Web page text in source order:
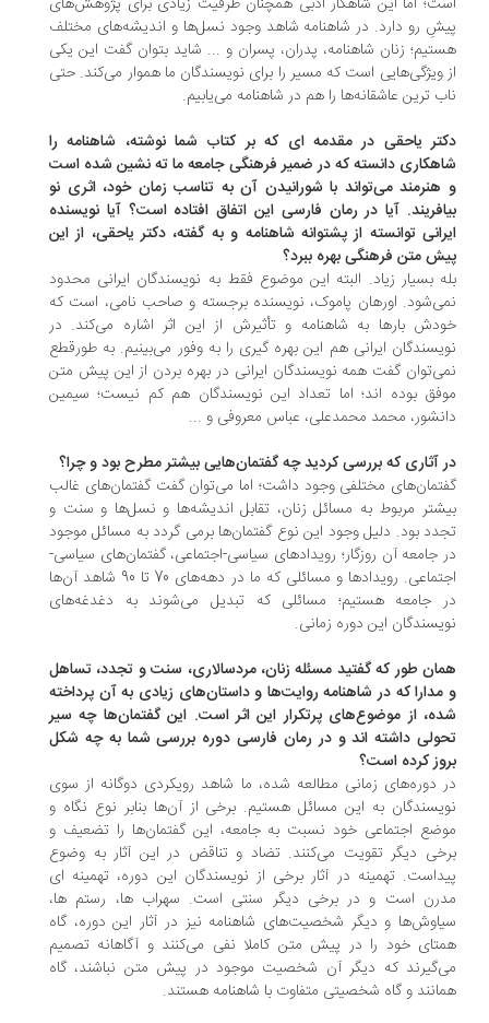
رو دارد. در شاهنامه شاهد وجود نسل‌ها و اندیشه‌های مختلف
زنان شاهنامه، پدران، پسران و ... شاید بتوان گفت این یکی
ویژگی‌هایی است که مسیر را برای نویسندگان ما هموار می‌کند. حتی
ترین عاشقانه‌ها را هم در شاهنامه می‌یابیم.
یاحقی در مقدمه ای که بر کتاب شما نوشته، شاهنامه را
دانسته که در ضمیر فرهنگی جامعه ما ته نشین شده است
می‌تواند با شورانیدن آن به تناسب زمان خود، اثری نو
آیا در رمان فارسی این اتفاق افتاده است؟ آیا نویسنده
توانسته از پشتوانه شاهنامه و به گفته، دکتر یاحقی، از این
متن فرهنگی بهره ببرد؟
بسیار زیاد. البته این موضوع فقط به نویسندگان ایرانی محدود
اورهان پاموک، نویسنده برجسته و صاحب نامی، است که
بارها به شاهنامه و تأثیرش از این اثر اشاره می‌کند. در
ایرانی هم این بهره گیری را به وفور می‌بینیم. به طورقطع
گفت همه نویسندگان ایرانی در بهره بردن از این پیش متن
بوده اند؛ اما تعداد این نویسندگان هم کم نیست؛ سیمین
محمد محمدعلی، عباس معروفی و ...
آثاری که بررسی کردید چه گفتمان‌هایی بیشتر مطرح بود و چرا؟
مختلفی وجود داشت؛ اما می‌توان گفت گفتمان‌های غالب
مربوط به مسائل زنان، تقابل اندیشه‌ها و نسل‌ها و سنت و
بود. دلیل وجود این نوع گفتمان‌ها برمی گردد به مسائل موجود
جامعه آن روزگار؛ رویدادهای سیاسی-اجتماعی، گفتمان‌های سیاسی-
اجتماعی. رویدادها و مسائلی که ما در دهه‌های 70 تا 90 شاهد آن‌ها
جامعه هستیم؛ مسائلی که تبدیل می‌شوند به دغدغه‌های
این دوره زمانی.
طور که گفتید مسئله زنان، مردسالاری، سنت و تجدد، تساهل
که در شاهنامه روایت‌ها و داستان‌های زیادی به آن پرداخته
از موضوع‌های پرتکرار این اثر است. این گفتمان‌ها چه سیر
داشته اند و در رمان فارسی دوره بررسی شما به چه شکل
کرده است؟
دوره‌های زمانی مطالعه شده، ما شاهد رویکردی دوگانه از سوی
به این مسائل هستیم. برخی از آن‌ها بنابر نوع نگاه و
اجتماعی خود نسبت به جامعه، این گفتمان‌ها را تضعیف و
دیگر تقویت می‌کنند. تضاد و تناقض در این آثار به وضوع
تهمینه در آثار برخی از نویسندگان این دوره، تهمینه ای
است و در برخی دیگر سنتی است. سهراب ها، رستم ها،
و دیگر شخصیت‌های شاهنامه نیز در آثار این دوره، گاه
خود را در پیش متن کاملا نفی می‌کنند و آگاهانه تصمیم
که دیگر آن شخصیت موجود در پیش متن نباشند، گاه
و گاه شخصیتی متفاوت با شاهنامه هستند.